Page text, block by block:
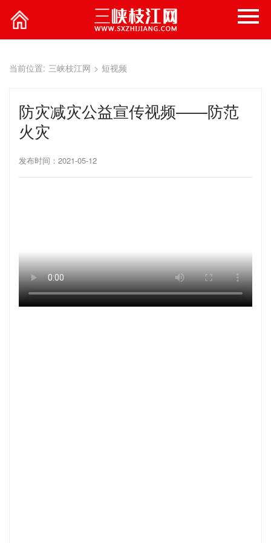
当前位置: 三峡枝江网 > 短视频
防灾减灾公益宣传视频——防范
火灾
发布时间：2021-05-12